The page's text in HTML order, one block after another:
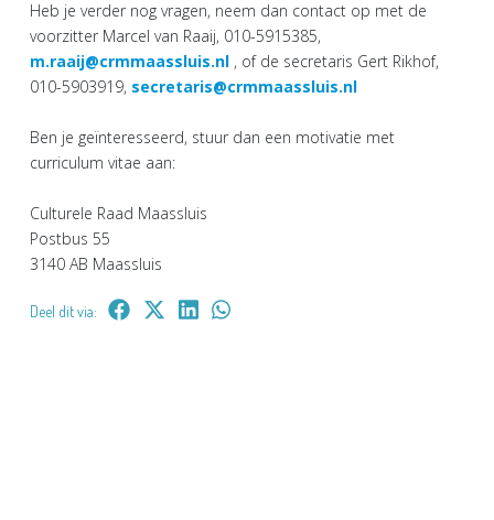
Heb je verder nog vragen, neem dan contact op met de
voorzitter Marcel van Raaij, 010-5915385,
m.raaij@crmmaassluis.nl , of de secretaris Gert Rikhof,
010-5903919, secretaris@crmmaassluis.nl
Ben je geïnteresseerd, stuur dan een motivatie met
curriculum vitae aan:
Culturele Raad Maassluis
Postbus 55
3140 AB Maassluis
Deel dit via: